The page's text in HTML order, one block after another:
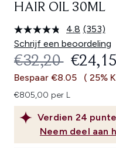
HAIR OIL 30ML
4.8 Lees
353
Dezelfde
(353)
Schrijf een beoordeling
Verdien 24
Neem deel aan
€32,20 €24,15
Bespaar €8.05 ( 25%
€805,00 per L